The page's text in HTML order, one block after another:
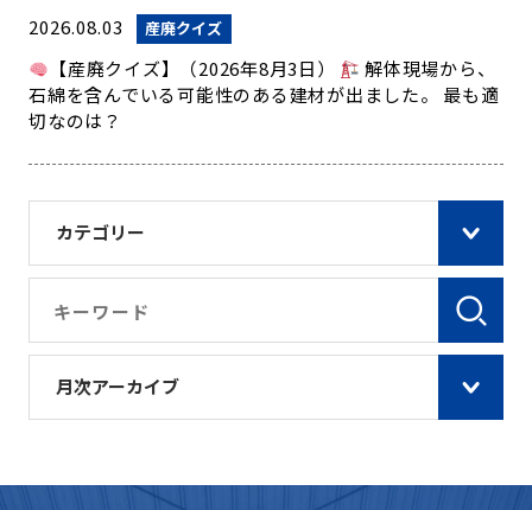
カテゴリー
月次アーカイブ
2026.08.03 産廃クイズ
【産廃クイズ】（2026年8月3日）
解体現場から、
石綿を含んでいる可能性のある建材が出ました。 最も適
切なのは？